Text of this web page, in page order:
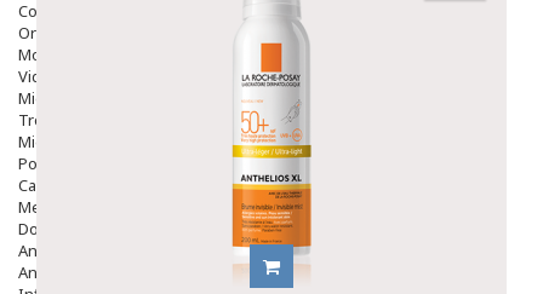
Complementos Alimentarios.
Ortopedia - Accesorios
Movilidad
Vida Diaria
Miembro Superior
Tronco
Miembro Inferior
Podología
Calzado
Medicamentos
Dolor E Inflamación
Analgésicos
Anestésicos